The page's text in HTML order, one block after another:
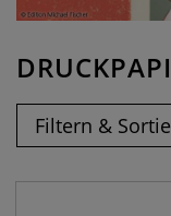
Filtern &